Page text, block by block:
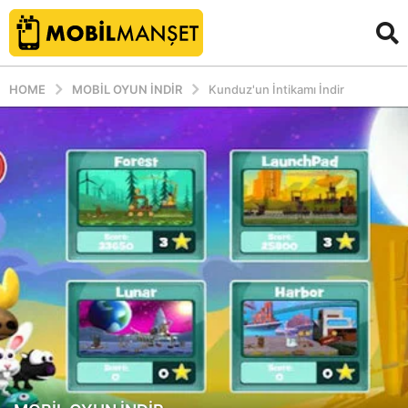
HOME MOBIL OYUN INDIR Kunduz'un İntikamı İndir